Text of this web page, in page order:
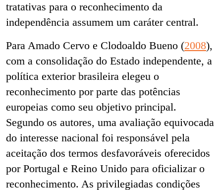
tratativas para o reconhecimento da
independência assumem um caráter central.
Para Amado Cervo e Clodoaldo Bueno (2008),
com a consolidação do Estado independente, a
política exterior brasileira elegeu o
reconhecimento por parte das potências
europeias como seu objetivo principal.
Segundo os autores, uma avaliação equivocada
do interesse nacional foi responsável pela
aceitação dos termos desfavoráveis oferecidos
por Portugal e Reino Unido para oficializar o
reconhecimento. As privilegiadas condições